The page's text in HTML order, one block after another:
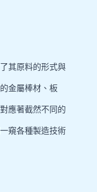
其原料的形式與
金屬棒材、板
應著截然不同的
窺各種製造技術